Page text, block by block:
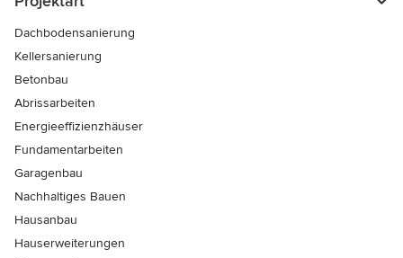
Dachbodensanierung
Kellersanierung
Betonbau
Abrissarbeiten
Energieeffizienzhäuser
Fundamentarbeiten
Garagenbau
Nachhaltiges Bauen
Hausanbau
Hauserweiterungen